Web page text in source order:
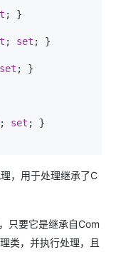
; }
; set ; }
set ; }
; set ; }
，用于处理继承了C
只要它是继承自Com
类，并执行处理，且